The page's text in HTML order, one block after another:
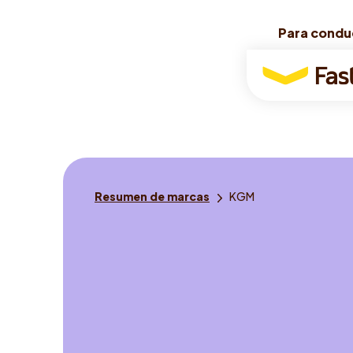
Para
Para
Para
Usted
Resumen de marcas KGM